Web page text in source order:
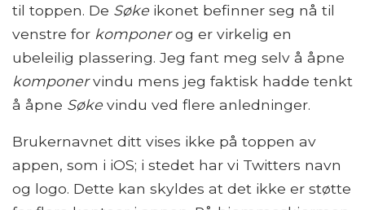
til toppen. De Søke ikonet befinner seg nå til
venstre for komponerog er virkelig en
ubeleilig plassering. Jeg fant meg selv å åpne
komponervindu mens jeg faktisk hadde tenkt
å åpne Søke vindu ved flere anledninger.
Brukernavnet ditt vises ikke på toppen av
appen, som i iOS; i stedet har vi Twitters navn
og logo. Dette kan skyldes at det ikke er støtte